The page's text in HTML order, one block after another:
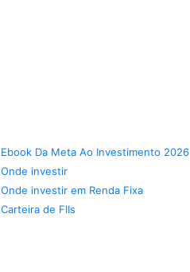
Ebook Da Meta Ao Investimento 2026
Onde investir
Onde investir em Renda Fixa
Carteira de FIIs